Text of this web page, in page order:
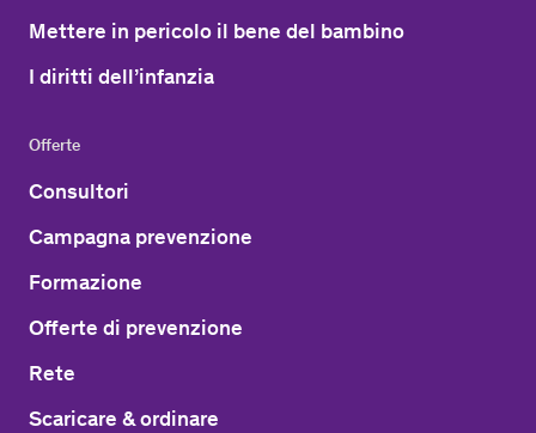
Mettere in pericolo il bene del bambino
I diritti dell’infanzia
Offerte
Consultori
Campagna prevenzione
Formazione
Offerte di prevenzione
Rete
Scaricare & ordinare